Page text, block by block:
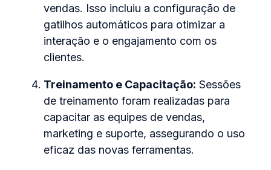
vendas. Isso incluiu a configuração de
gatilhos automáticos para otimizar a
interação e o engajamento com os
clientes.
Treinamento e Capacitação: Sessões
de treinamento foram realizadas para
capacitar as equipes de vendas,
marketing e suporte, assegurando o uso
eficaz das novas ferramentas.